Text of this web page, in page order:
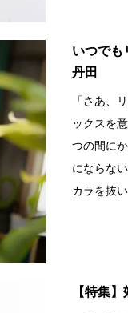
いつでも
丹田
「さあ、
ックスを
つの間に
にならな
カラを抜
【特集